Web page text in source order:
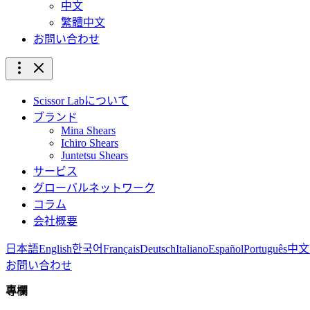
中文
繁體中文
お問い合わせ
Scissor Labについて
ブランド
Mina Shears
Ichiro Shears
Juntetsu Shears
サービス
グローバルネットワーク
コラム
会社概要
日本語English한국어FrançaisDeutschItalianoEspañolPortuguês中文
お問い合わせ
專欄